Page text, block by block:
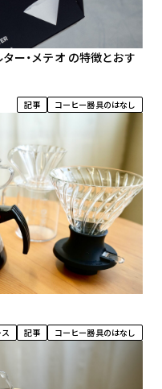
ー・メテオ の特徴とおす
記事 コーヒー器具のはなし
記事 コーヒー器具のはなし